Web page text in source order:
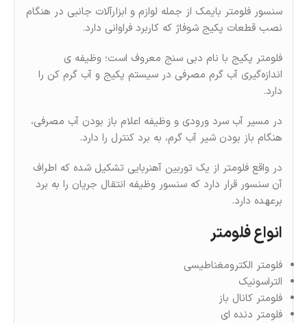
سنسور فلومتر بایمک از جمله لوازم و ابزارآلات جانبی در هنگام
نصب قطعات پکیج شوفاژ که کاربرد فراوانی دارد.
فلومتر پکیج با نام دبی سنج معروف است؛ وظیفه ی
اندازه‌گیری آب گرم مصرفی در سیستم پکیج و آب گرم کن را
دارد.
در مسیر آب سرد ورودی و وظیفه اعلام باز بودن آب مصرفی،
هنگام باز بودن شیر آب گرم، به برد کنترل را دارد.
در واقع فلومتر از یک توربین آهنربایی تشکیل شده که اطراف
آن سنسور قرار دارد که سنسور وظیفه انتقال جریان را به برد
برعهده دارد.
انواع فلومتر
فلومتر الکترومغناطیسی
التراسونیک
فلومتر کانال باز
فلومتر دنده ای